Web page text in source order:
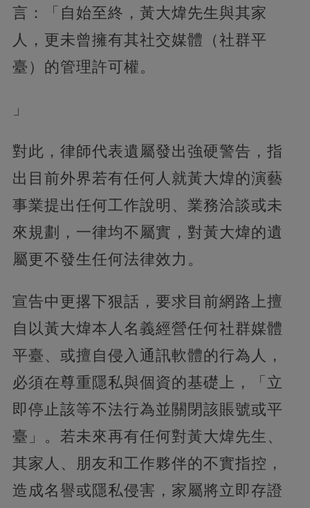
言：「自始至終，黃大煒先生與其家
人，更未曾擁有其社交媒體（社群平
臺）的管理許可權。
」
對此，律師代表遺屬發出強硬警告，指
出目前外界若有任何人就黃大煒的演藝
事業提出任何工作說明、業務洽談或未
來規劃，一律均不屬實，對黃大煒的遺
屬更不發生任何法律效力。
宣告中更撂下狠話，要求目前網路上擅
自以黃大煒本人名義經營任何社群媒體
平臺、或擅自侵入通訊軟體的行為人，
必須在尊重隱私與個資的基礎上，「立
即停止該等不法行為並關閉該賬號或平
臺」。若未來再有任何對黃大煒先生、
其家人、朋友和工作夥伴的不實指控，
造成名譽或隱私侵害，家屬將立即存證